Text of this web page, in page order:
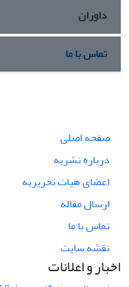
داوران
تماس با ما
صفحه اصلی
درباره نشریه
اعضای هیات تحریریه
ارسال مقاله
تماس با ما
نقشه سایت
اخبار و اعلانات